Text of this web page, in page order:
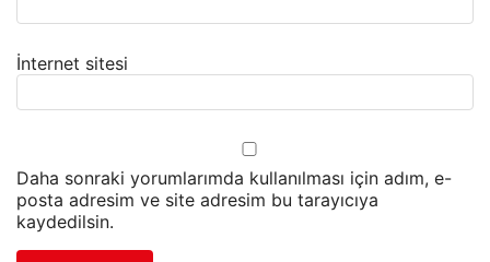
İnternet sitesi
Daha sonraki yorumlarımda kullanılması için adım, e-
posta adresim ve site adresim bu tarayıcıya
kaydedilsin.